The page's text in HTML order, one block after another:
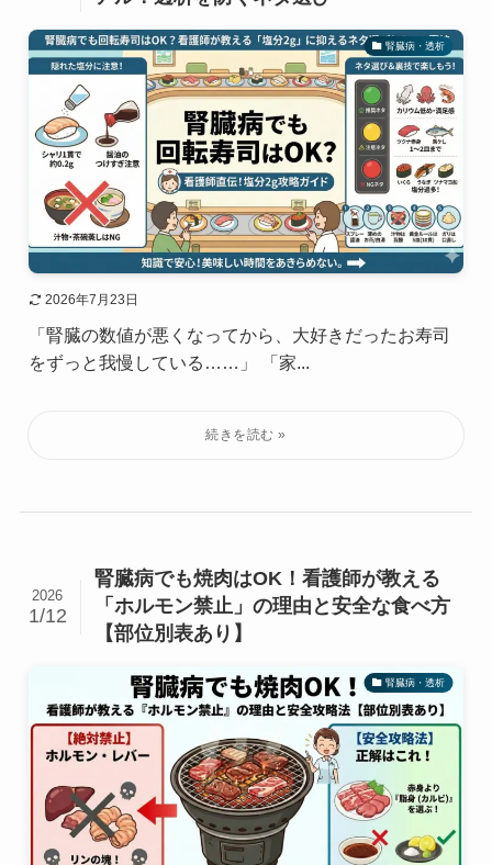
腎臓病・透析
2026年7月23日
「腎臓の数値が悪くなってから、大好きだったお寿司
をずっと我慢している……」 「家...
腎臓病でも焼肉はOK！看護師が教える
「ホルモン禁止」の理由と安全な食べ方
【部位別表あり】
2026
1/12
腎臓病・透析